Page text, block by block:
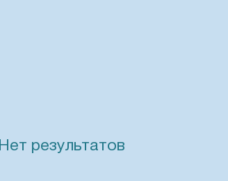
Нет результатов